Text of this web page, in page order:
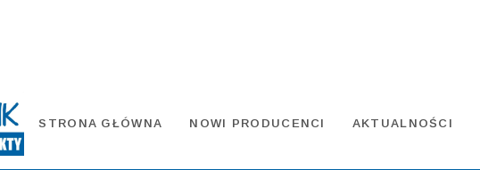
STRONA GŁÓWNA NOWI PRODUCENCI AKTUALNOŚCI